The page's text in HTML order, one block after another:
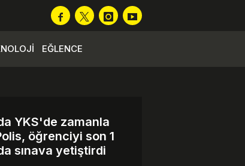
EĞLENCE
YKS'de zamanla
öğrenciyi son 1
sınava yetiştirdi